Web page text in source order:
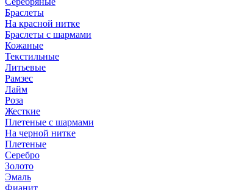
Браслеты
На красной нитке
Браслеты с шармами
Кожаные
Текстильные
Литьевые
Рамзес
Лайм
Роза
Жесткие
Плетеные с шармами
На черной нитке
Плетеные
Серебро
Золото
Эмаль
Фианит